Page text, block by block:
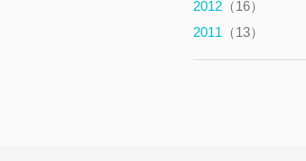
2012（16）
2011 （13）